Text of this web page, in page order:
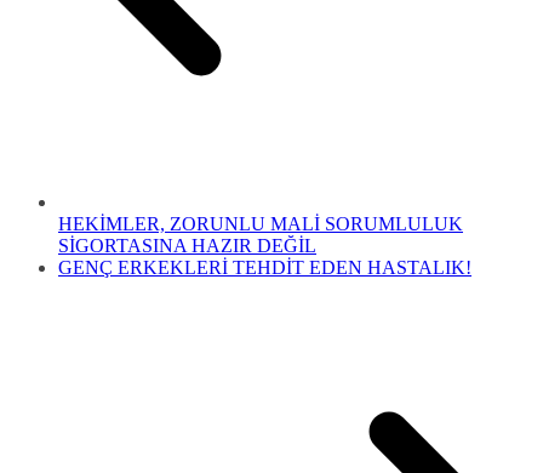
HEKİMLER, ZORUNLU MALİ SORUMLULUK
SİGORTASINA HAZIR DEĞİL
GENÇ ERKEKLERİ TEHDİT EDEN HASTALIK!